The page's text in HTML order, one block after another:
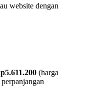
website dengan
(harga